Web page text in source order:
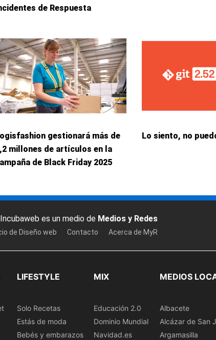
de Respuesta
gestionará más de
millones de artículos en la
de Black Friday 2025
Lo siento, no
Incubaweb es un medio de Medios y Redes
de Diseño web Contacto Acerca de MyR
LIFESTYLE
Solo Recetas
Estás de moda
Bebés y embarazos
MIX
Educación 2.0
Dominio Mundial
Navidad.es
MEDIOS
Albacete
Alcázar de San
Argamasilla